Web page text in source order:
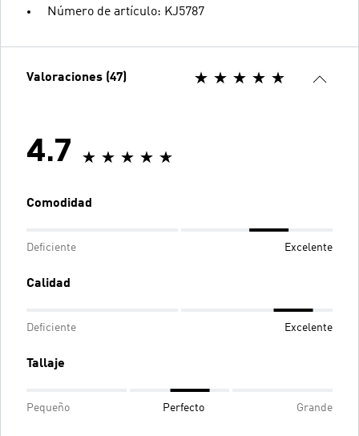
Número de artículo: KJ5787
Valoraciones (47)
4.7
Comodidad
Deficiente Excelente
Calidad
Deficiente Excelente
Tallaje
Pequeño Perfecto Grande